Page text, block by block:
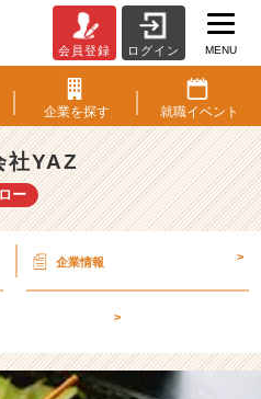
会員登録 ログイン MENU
企業を探す 就職イベント
社YAZ
ー
企業情報 >
>